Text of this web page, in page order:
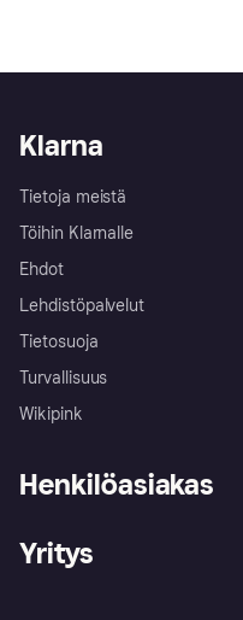
Klarna
Tietoja meistä
Töihin Klarnalle
Ehdot
Lehdistöpalvelut
Tietosuoja
Turvallisuus
Wikipink
Henkilöasiakas
Kirjaudu sisään
Yritys